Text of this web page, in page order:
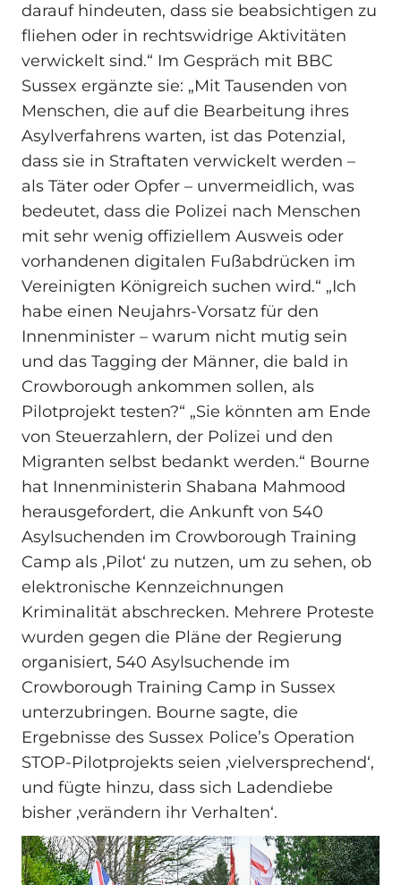
darauf hindeuten, dass sie beabsichtigen zu
fliehen oder in rechtswidrige Aktivitäten
verwickelt sind.“ Im Gespräch mit BBC
Sussex ergänzte sie: „Mit Tausenden von
Menschen, die auf die Bearbeitung ihres
Asylverfahrens warten, ist das Potenzial,
dass sie in Straftaten verwickelt werden –
als Täter oder Opfer – unvermeidlich, was
bedeutet, dass die Polizei nach Menschen
mit sehr wenig offiziellem Ausweis oder
vorhandenen digitalen Fußabdrücken im
Vereinigten Königreich suchen wird.“ „Ich
habe einen Neujahrs-Vorsatz für den
Innenminister – warum nicht mutig sein
und das Tagging der Männer, die bald in
Crowborough ankommen sollen, als
Pilotprojekt testen?“ „Sie könnten am Ende
von Steuerzahlern, der Polizei und den
Migranten selbst bedankt werden.“ Bourne
hat Innenministerin Shabana Mahmood
herausgefordert, die Ankunft von 540
Asylsuchenden im Crowborough Training
Camp als ‚Pilot‘ zu nutzen, um zu sehen, ob
elektronische Kennzeichnungen
Kriminalität abschrecken. Mehrere Proteste
wurden gegen die Pläne der Regierung
organisiert, 540 Asylsuchende im
Crowborough Training Camp in Sussex
unterzubringen. Bourne sagte, die
Ergebnisse des Sussex Police’s Operation
STOP‑Pilotprojekts seien ‚vielversprechend‘,
und fügte hinzu, dass sich Ladendiebe
bisher ‚verändern ihr Verhalten‘.